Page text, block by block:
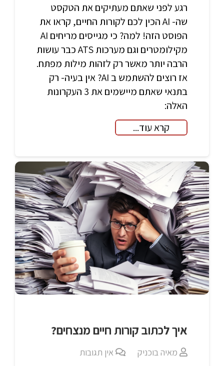
רגע לפני שאתם מעתיקים את הטקסט
שה- AI הכין לכם לקורות החיים, קראו את
הפוסט הזה! למה? כי מגייסים מריחים AI
מקילומטרים וגם מערכות ATS כבר עושות
הרבה יותר מאשר רק לזהות מילות מפתח.
אז רוצים להשתמש ב AI? אין בעיה- רק
בתנאי שאתם מיישמים את 3 העקרונות
האלה:
קרא עוד...
איך לכתוב קורות חיים מנצחים?
מאיה בוכניק אין תגובות